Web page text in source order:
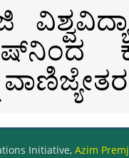
Initiative, Azim